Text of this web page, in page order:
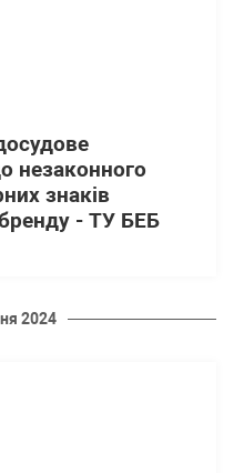
незаконного
знаків
- ТУ БЕБ
2024